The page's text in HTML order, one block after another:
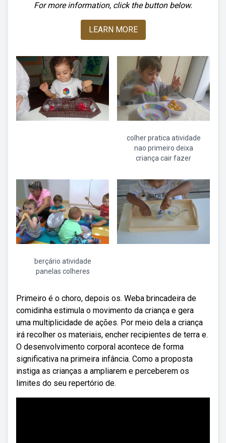
For more information, click the button below.
LEARN MORE
colher pratica atividade
nao primeiro deixa
criança cair fazer
berçário atividade
panelas colheres
Primeiro é o choro, depois os. Weba brincadeira de
comidinha estimula o movimento da criança e gera
uma multiplicidade de ações. Por meio dela a criança
irá recolher os materiais, encher recipientes de terra e.
O desenvolvimento corporal acontece de forma
significativa na primeira infância. Como a proposta
instiga as crianças a ampliarem e perceberem os
limites do seu repertório de.